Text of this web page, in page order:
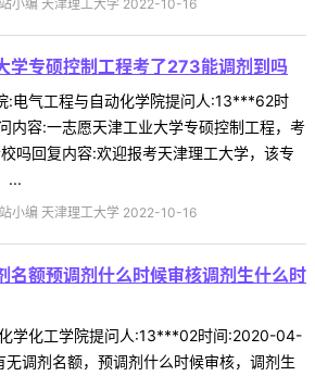
小编 天津理工大学 2022-10-16
学专硕控制工程考了273能调剂到吗
:电气工程与自动化学院提问人:13***62时
容:一志愿天津工业大学专硕控制工程，考
吗回复内容:欢迎报考天津理工大学，该专
...
小编 天津理工大学 2022-10-16
名额预调剂什么时候审核调剂生什么时
学化工学院提问人:13***02时间:2020-04-
调剂名额，预调剂什么时候审核，调剂生